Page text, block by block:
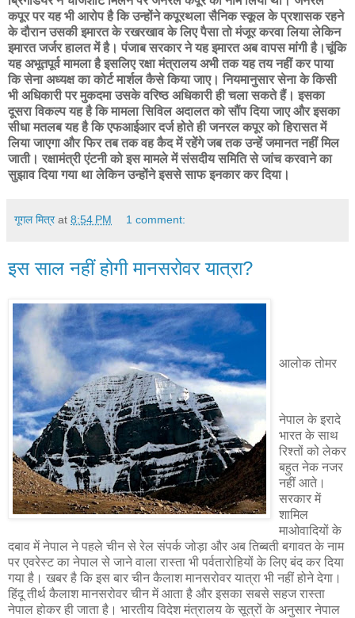
कपूर पर यह भी आरोप है कि उन्होंने कपूरथला सैनिक स्कूल के प्रशासक रहने
के दौरान उसकी इमारत के रखरखाव के लिए पैसा तो मंजूर करवा लिया लेकिन
इमारत जर्जर हालत में है। पंजाब सरकार ने यह इमारत अब वापस मांगी है।चूंकि
यह अभूतपूर्व मामला है इसलिए रक्षा मंत्रालय अभी तक यह तय नहीं कर पाया
कि सेना अध्यक्ष का कोर्ट मार्शल कैसे किया जाए। नियमानुसार सेना के किसी
भी अधिकारी पर मुकदमा उसके वरिष्ठ अधिकारी ही चला सकते हैं। इसका
दूसरा विकल्प यह है कि मामला सिविल अदालत को सौंप दिया जाए और इसका
सीधा मतलब यह है कि एफआईआर दर्ज होते ही जनरल कपूर को हिरासत में
लिया जाएगा और फिर तब तक वह कैद में रहेंगे जब तक उन्हें जमानत नहीं मिल
जाती। रक्षामंत्री एंटनी को इस मामले में संसदीय समिति से जांच करवाने का
सुझाव दिया गया था लेकिन उन्होंने इससे साफ इनकार कर दिया।
गूगल मित्र at 8:54 PM 1 comment:
इस साल नहीं होगी मानसरोवर यात्रा?
आलोक तोमर
नेपाल के इरादे
भारत के साथ
रिश्तों को लेकर
बहुत नेक नजर
नहीं आते।
सरकार में
शामिल
माओवादियों के
दबाव में नेपाल ने पहले चीन से रेल संपर्क जोड़ा और अब तिब्बती बगावत के नाम
पर एवरेस्ट का नेपाल से जाने वाला रास्ता भी पर्वतारोहियों के लिए बंद कर दिया
गया है। खबर है कि इस बार चीन कैलाश मानसरोवर यात्रा भी नहीं होने देगा।
हिंदू तीर्थ कैलाश मानसरोवर चीन में आता है और इसका सबसे सहज रास्ता
नेपाल होकर ही जाता है। भारतीय विदेश मंत्रालय के सूत्रों के अनुसार नेपाल